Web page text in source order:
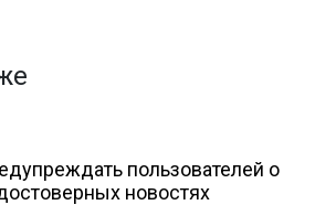
пользователей о
новостях